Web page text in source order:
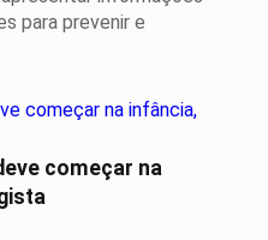
para prevenir e
começar na